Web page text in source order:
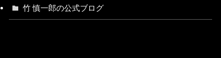
竹 慎一郎の公式ブログ